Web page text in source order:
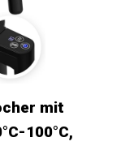
mit
100°C,